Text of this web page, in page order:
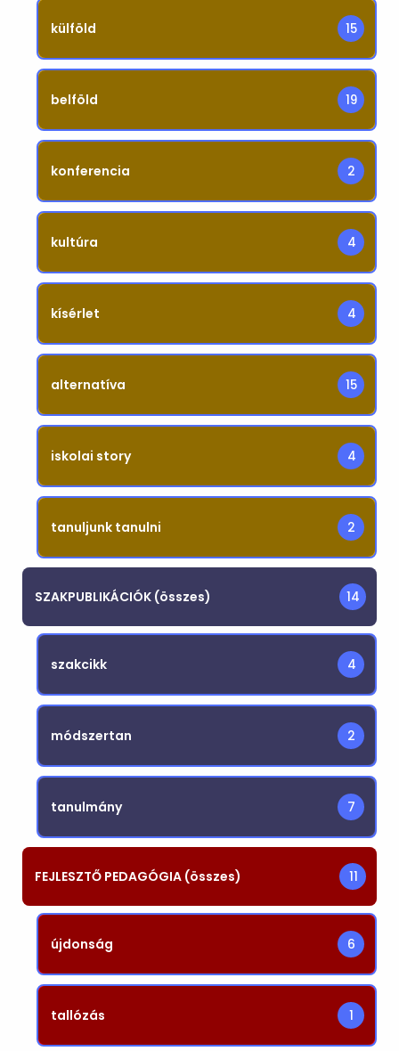
külföld 15
belföld 19
konferencia 2
kultúra 4
kísérlet 4
alternatíva 15
iskolai story 4
tanuljunk tanulni 2
SZAKPUBLIKÁCIÓK (összes) 14
szakcikk 4
módszertan 2
tanulmány 7
FEJLESZTŐ PEDAGÓGIA (összes) 11
újdonság 6
tallózás 1